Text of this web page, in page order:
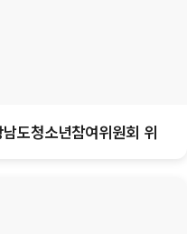
도청소년참여위원회 위